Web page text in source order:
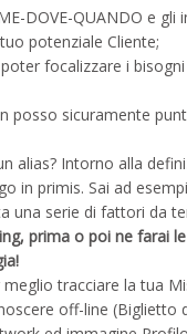
DOVE-QUANDO e
potenziale Cliente;
focalizzare i
sicuramente
alias? Intorno alla
in primis. Sai ad
una serie di fattori da
prima o poi ne farai
tracciare la tua
off-line (Biglietto